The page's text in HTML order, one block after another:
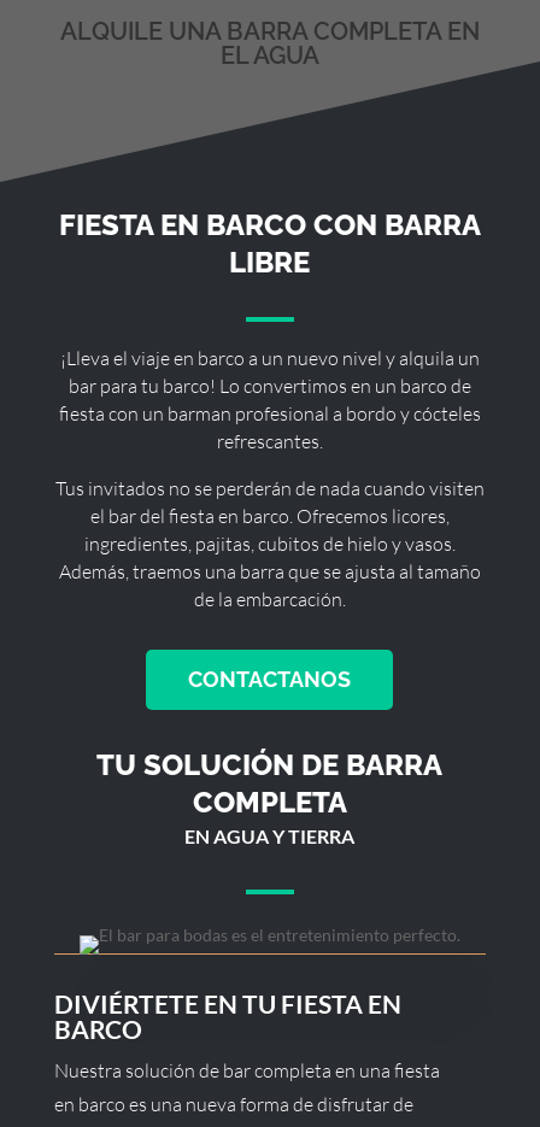
ALQUILE UNA BARRA COMPLETA EN
EL AGUA
FIESTA EN BARCO CON BARRA
LIBRE
¡Lleva el viaje en barco a un nuevo nivel y alquila un
bar para tu barco! Lo convertimos en un barco de
fiesta con un barman profesional a bordo y cócteles
refrescantes.
Tus invitados no se perderán de nada cuando visiten
el bar del fiesta en barco. Ofrecemos licores,
ingredientes, pajitas, cubitos de hielo y vasos.
Además, traemos una barra que se ajusta al tamaño
de la embarcación.
CONTACTANOS
TU SOLUCIÓN DE BARRA
COMPLETA
EN AGUA Y TIERRA
DIVIÉRTETE EN TU FIESTA EN
BARCO
Nuestra solución de bar completa en una fiesta
en barco es una nueva forma de disfrutar de